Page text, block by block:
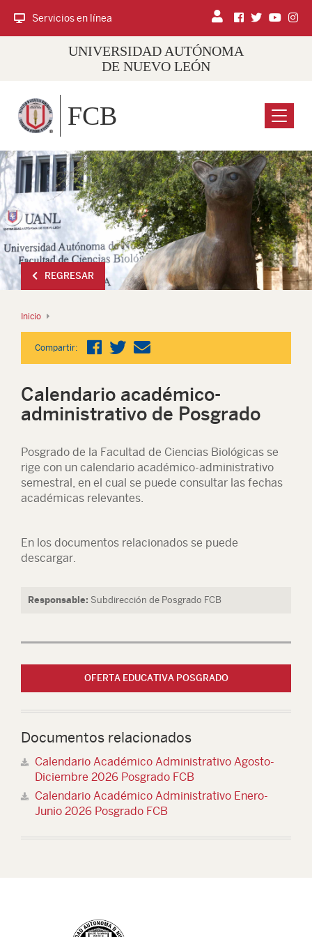
Servicios en línea
UNIVERSIDAD AUTÓNOMA
DE NUEVO LEÓN
Menu
FCB
REGRESAR
Inicio
Compartir:
Calendario académico-
administrativo de Posgrado
Posgrado de la Facultad de Ciencias Biológicas se
rige con un calendario académico-administrativo
semestral, en el cual se puede consultar las fechas
académicas relevantes.
En los documentos relacionados se puede
descargar.
Responsable: Subdirección de Posgrado FCB
OFERTA EDUCATIVA POSGRADO
Documentos relacionados
Calendario Académico Administrativo Agosto-
Diciembre 2026 Posgrado FCB
Calendario Académico Administrativo Enero-
Junio 2026 Posgrado FCB